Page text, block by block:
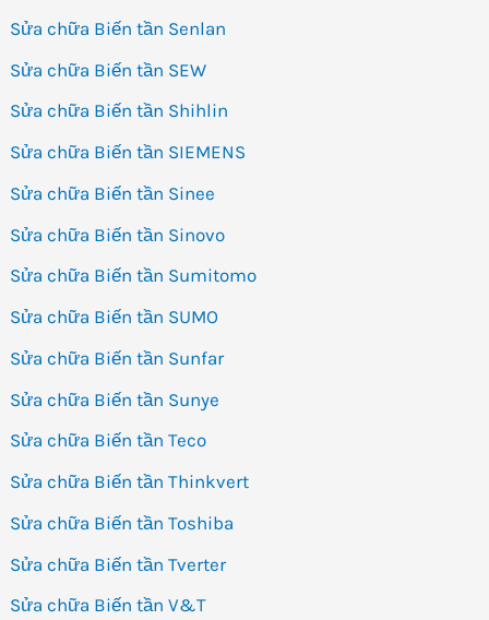
Sửa chữa Biến tần Senlan
Sửa chữa Biến tần SEW
Sửa chữa Biến tần Shihlin
Sửa chữa Biến tần SIEMENS
Sửa chữa Biến tần Sinee
Sửa chữa Biến tần Sinovo
Sửa chữa Biến tần Sumitomo
Sửa chữa Biến tần SUMO
Sửa chữa Biến tần Sunfar
Sửa chữa Biến tần Sunye
Sửa chữa Biến tần Teco
Sửa chữa Biến tần Thinkvert
Sửa chữa Biến tần Toshiba
Sửa chữa Biến tần Tverter
Sửa chữa Biến tần V&T